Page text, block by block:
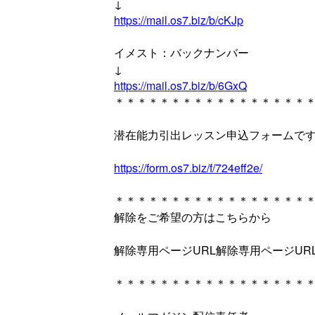
↓
https://mail.os7.biz/b/cKJp
イメスト：バックナンバー
↓
https://mail.os7.biz/b/6GxQ
＊＊＊＊＊＊＊＊＊＊＊＊＊＊＊＊＊
潜在能力引出レッスン申込フォームです
https://form.os7.biz/f/724eff2e/
＊＊＊＊＊＊＊＊＊＊＊＊＊＊＊＊＊
解除をご希望の方はこちらから
解除専用ページURL解除専用ページ
＊＊＊＊＊＊＊＊＊＊＊＊＊＊＊＊＊